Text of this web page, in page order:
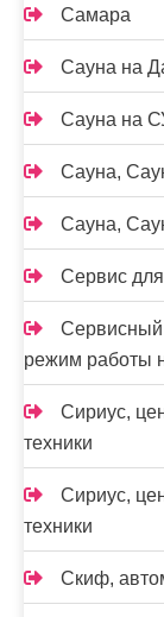
Самара
Сауна на
Сауна на
Сауна,
Сауна,
Сервис
Сервисный
режим работы
Сириус,
техники
Сириус,
техники
Скиф,